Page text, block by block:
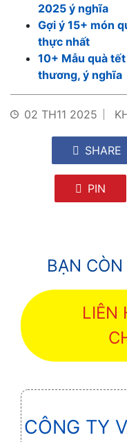
2025 ý nghĩa
Gợi ý 15+ món
thực nhất
10+ Mẫu quà
thương, ý nghĩa
02 TH11 2025
SHARE
PIN
BẠN
LIÊN
CÔNG TY